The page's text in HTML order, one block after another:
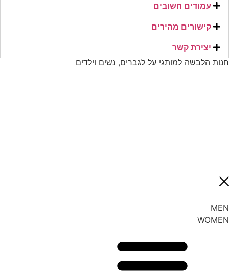
עמודים חשובים
קישורים מהירים​
יצירת קשר​
חנות הלבשה למותגי על לגברים, נשים וילדים
MEN
WOMEN